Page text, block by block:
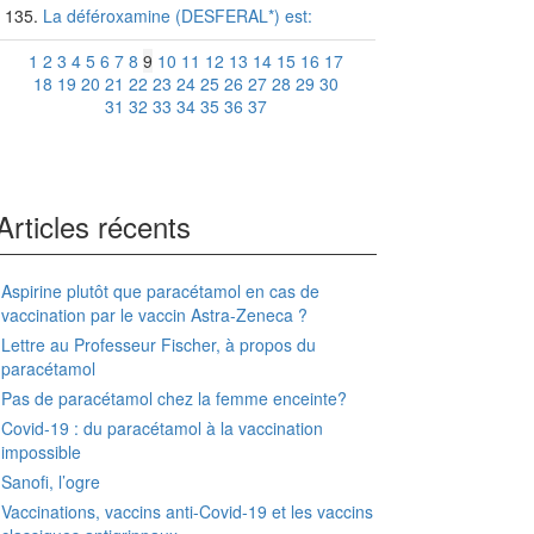
La déféroxamine (DESFERAL*) est:
1 2 3 4 5 6 7 8 9 10 11 12 13 14 15 16 17
18 19 20 21 22 23 24 25 26 27 28 29 30
31 32 33 34 35 36 37
récents
Aspirine plutôt que paracétamol en cas de
vaccination par le vaccin Astra-Zeneca ?
Lettre au Professeur Fischer, à propos du
paracétamol
Pas de paracétamol chez la femme enceinte?
Covid-19 : du paracétamol à la vaccination
impossible
Sanofi, l’ogre
Vaccinations, vaccins anti-Covid-19 et les vaccins